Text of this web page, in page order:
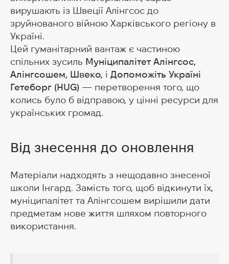
вирушають із Швеції Алінгсос до
зруйнованого війною Харківського регіону в
Україні.
Цей гуманітарний вантаж є частиною
спільних зусиль Муніципалітет Алінгсос,
Алінгсошем, Швеко, і Допоможіть Україні
Гетеборг (HUG) — перетворення того, що
колись було б відправою, у цінні ресурси для
українських громад.
Від знесення до оновлення
Матеріали надходять з нещодавно знесеної
школи Інгард. Замість того, щоб відкинути їх,
муніципалітет та Алінгсошем вирішили дати
предметам нове життя шляхом повторного
використання.